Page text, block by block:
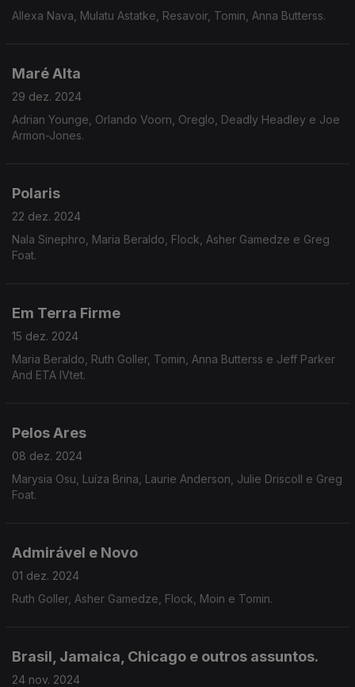
Allexa Nava, Mulatu Astatke, Resavoir, Tomin, Anna Butterss.
Maré Alta
29 dez. 2024
Adrian Younge, Orlando Voorn, Oreglo, Deadly Headley e Joe
Armon-Jones.
Polaris
22 dez. 2024
Nala Sinephro, Maria Beraldo, Flock, Asher Gamedze e Greg
Foat.
Em Terra Firme
15 dez. 2024
Maria Beraldo, Ruth Goller, Tomin, Anna Butterss e Jeff Parker
And ETA IVtet.
Pelos Ares
08 dez. 2024
Marysia Osu, Luíza Brina, Laurie Anderson, Julie Driscoll e Greg
Foat.
Admirável e Novo
01 dez. 2024
Ruth Goller, Asher Gamedze, Flock, Moin e Tomin.
Brasil, Jamaica, Chicago e outros assuntos.
24 nov. 2024